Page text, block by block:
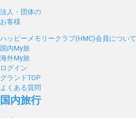
法人・団体の
お客様
ハッピーメモリークラブ(HMC)会員について
国内My旅
海外My旅
ログイン
グランドTOP
よくある質問
国内旅行